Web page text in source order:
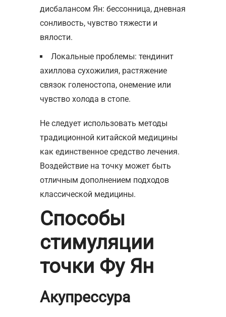
дисбалансом Ян: бессонница, дневная
сонливость, чувство тяжести и
вялости.
Локальные проблемы: тендинит
ахиллова сухожилия, растяжение
связок голеностопа, онемение или
чувство холода в стопе.
Не следует использовать методы
традиционной китайской медицины
как единственное средство лечения.
Воздействие на точку может быть
отличным дополнением подходов
классической медицины.
Способы
стимуляции
точки Фу Ян
Акупрессура